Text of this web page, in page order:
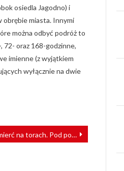
osiedla Jagodno) i
obrębie miasta. Innymi
można odbyć podróż to
72- oraz 168-godzinne,
imienne (z wyjątkiem
wyłącznie na dwie
Śmierć na torach. Pod pociąg wpadł mężczyzna